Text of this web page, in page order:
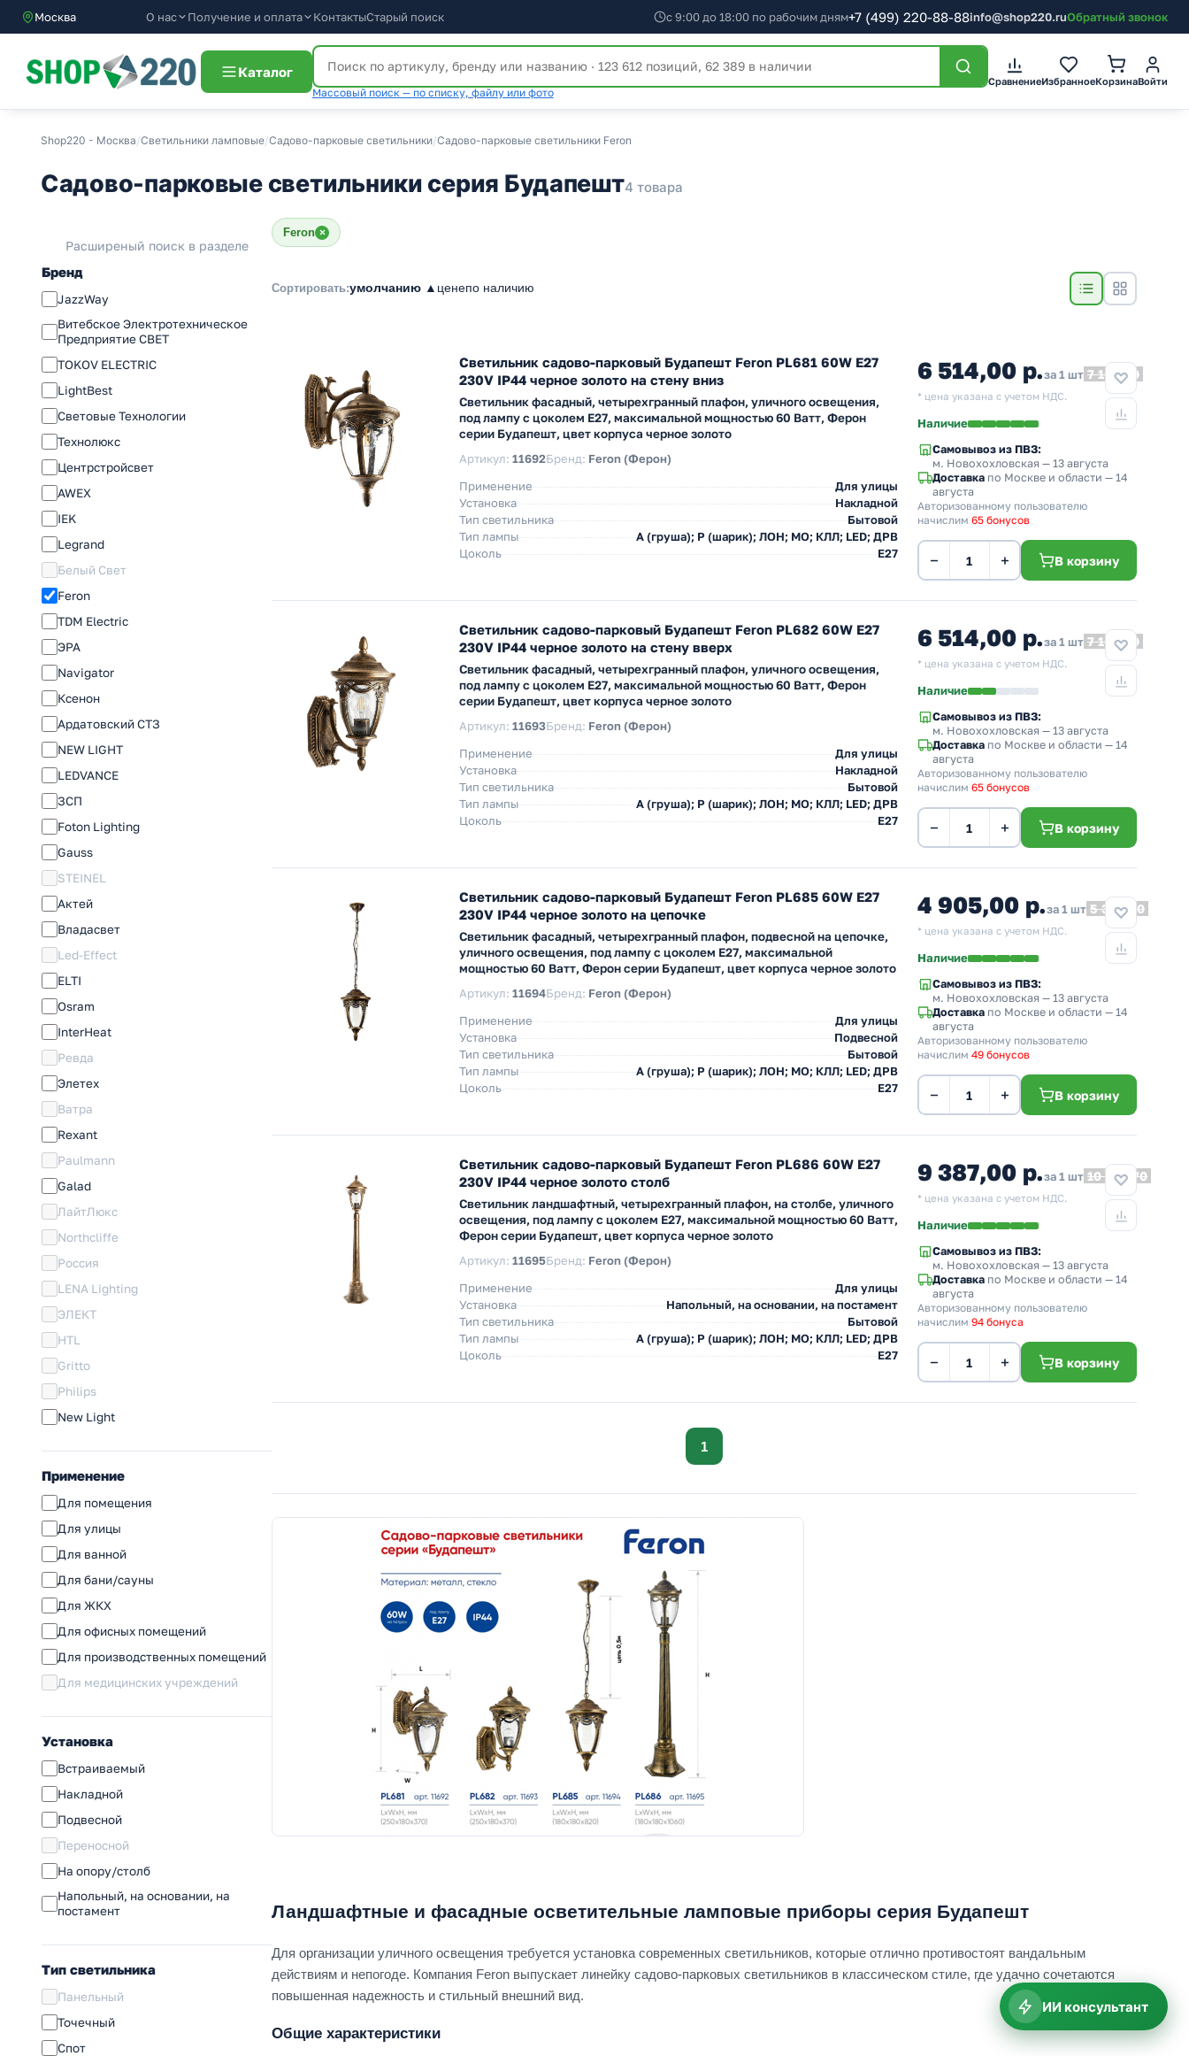
Москва О нас Получение и оплата КонтактыСтарый поиск с 9:00 до 18:00 по рабочим дням+7 (499) 220-88-88info@shop220.ruОбратный звонок
Каталог
Массовый поиск — по списку, файлу или фото
СравнениеИзбранноеКорзинаВойти
Shop220 - Москва/Светильники ламповые/Садово-парковые светильники/Садово-парковые светильники Feron
Садово-парковые светильники серия Будапешт4 товара
Расширеный поиск в разделе
Бренд
JazzWay
Витебское Электротехническое
Предприятие СВЕТ
TOKOV ELECTRIC
LightBest
Световые Технологии
Технолюкс
Центрстройсвет
AWEX
IEK
Legrand
Белый Свет
Feron
TDM Electric
ЭРА
Navigator
Ксенон
Ардатовский СТЗ
NEW LIGHT
LEDVANCE
ЗСП
Foton Lighting
Gauss
STEINEL
Актей
Владасвет
Led-Effect
ELTI
Osram
InterHeat
Ревда
Элетех
Ватра
Rexant
Paulmann
Galad
ЛайтЛюкс
Northcliffe
Россия
LENA Lighting
ЭЛЕКТ
HTL
Gritto
Philips
New Light
Применение
Для помещения
Для улицы
Для ванной
Для бани/сауны
Для ЖКХ
Для офисных помещений
Для производственных помещений
Для медицинских учреждений
Установка
Встраиваемый
Накладной
Подвесной
Переносной
На опору/столб
Напольный, на основании, на
постамент
Тип светильника
Панельный
Точечный
Спот
Feron ×
Сортировать:умолчанию ▲ ценепо наличию
Светильник садово-парковый Будапешт Feron PL681 60W E27
230V IP44 черное золото на стену вниз
Светильник фасадный, четырехгранный плафон, уличного освещения,
под лампу с цоколем E27, максимальной мощностью 60 Ватт, Ферон
серии Будапешт, цвет корпуса черное золото
Артикул: 11692Бренд: Feron (Ферон)
Применение
Для улицы
Установка
Накладной
Тип светильника
Бытовой
Тип лампы
A (груша); P (шарик); ЛОН; МО; КЛЛ; LED; ДРВ
Цоколь
E27
6 514,00 р.за 1 шт 7 165,40
* цена указана с учетом НДС.
Наличие
Самовывоз из ПВЗ:
м. Новохохловская — 13 августа
Доставка по Москве и области — 14
августа
Авторизованному пользователю
начислим 65 бонусов
− + В корзину
Светильник садово-парковый Будапешт Feron PL682 60W E27
230V IP44 черное золото на стену вверх
Светильник фасадный, четырехгранный плафон, уличного освещения,
под лампу с цоколем E27, максимальной мощностью 60 Ватт, Ферон
серии Будапешт, цвет корпуса черное золото
Артикул: 11693Бренд: Feron (Ферон)
Применение
Для улицы
Установка
Накладной
Тип светильника
Бытовой
Тип лампы
A (груша); P (шарик); ЛОН; МО; КЛЛ; LED; ДРВ
Цоколь
E27
6 514,00 р.за 1 шт 7 165,40
* цена указана с учетом НДС.
Наличие
Самовывоз из ПВЗ:
м. Новохохловская — 13 августа
Доставка по Москве и области — 14
августа
Авторизованному пользователю
начислим 65 бонусов
− + В корзину
Светильник садово-парковый Будапешт Feron PL685 60W E27
230V IP44 черное золото на цепочке
Светильник фасадный, четырехгранный плафон, подвесной на цепочке,
уличного освещения, под лампу с цоколем E27, максимальной
мощностью 60 Ватт, Ферон серии Будапешт, цвет корпуса черное золото
Артикул: 11694Бренд: Feron (Ферон)
Применение
Для улицы
Установка
Подвесной
Тип светильника
Бытовой
Тип лампы
A (груша); P (шарик); ЛОН; МО; КЛЛ; LED; ДРВ
Цоколь
E27
4 905,00 р.за 1 шт 5 395,50
* цена указана с учетом НДС.
Наличие
Самовывоз из ПВЗ:
м. Новохохловская — 13 августа
Доставка по Москве и области — 14
августа
Авторизованному пользователю
начислим 49 бонусов
− + В корзину
Светильник садово-парковый Будапешт Feron PL686 60W E27
230V IP44 черное золото столб
Светильник ландшафтный, четырехгранный плафон, на столбе, уличного
освещения, под лампу с цоколем E27, максимальной мощностью 60 Ватт,
Ферон серии Будапешт, цвет корпуса черное золото
Артикул: 11695Бренд: Feron (Ферон)
Применение
Для улицы
Установка
Напольный, на основании, на постамент
Тип светильника
Бытовой
Тип лампы
A (груша); P (шарик); ЛОН; МО; КЛЛ; LED; ДРВ
Цоколь
E27
9 387,00 р.за 1 шт 10 325,70
* цена указана с учетом НДС.
Наличие
Самовывоз из ПВЗ:
м. Новохохловская — 13 августа
Доставка по Москве и области — 14
августа
Авторизованному пользователю
начислим 94 бонуса
− + В корзину
1
Ландшафтные и фасадные осветительные ламповые приборы серия Будапешт
Для организации уличного освещения требуется установка современных светильников, которые отлично противостоят вандальным
действиям и непогоде. Компания Feron выпускает линейку садово-парковых светильников в классическом стиле, где удачно сочетаются
повышенная надежность и стильный внешний вид.
Общие характеристики
ИИ консультант